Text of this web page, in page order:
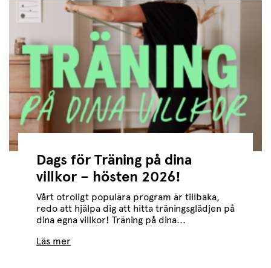
Dags för Träning på dina
villkor – hösten 2026!
Vårt otroligt populära program är tillbaka,
redo att hjälpa dig att hitta träningsglädjen på
dina egna villkor! Träning på dina...
Läs mer